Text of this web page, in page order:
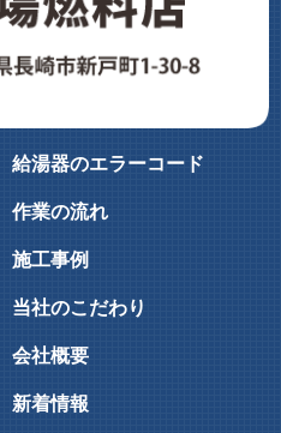
給湯器のエラーコード
作業の流れ
施工事例
当社のこだわり
会社概要
新着情報